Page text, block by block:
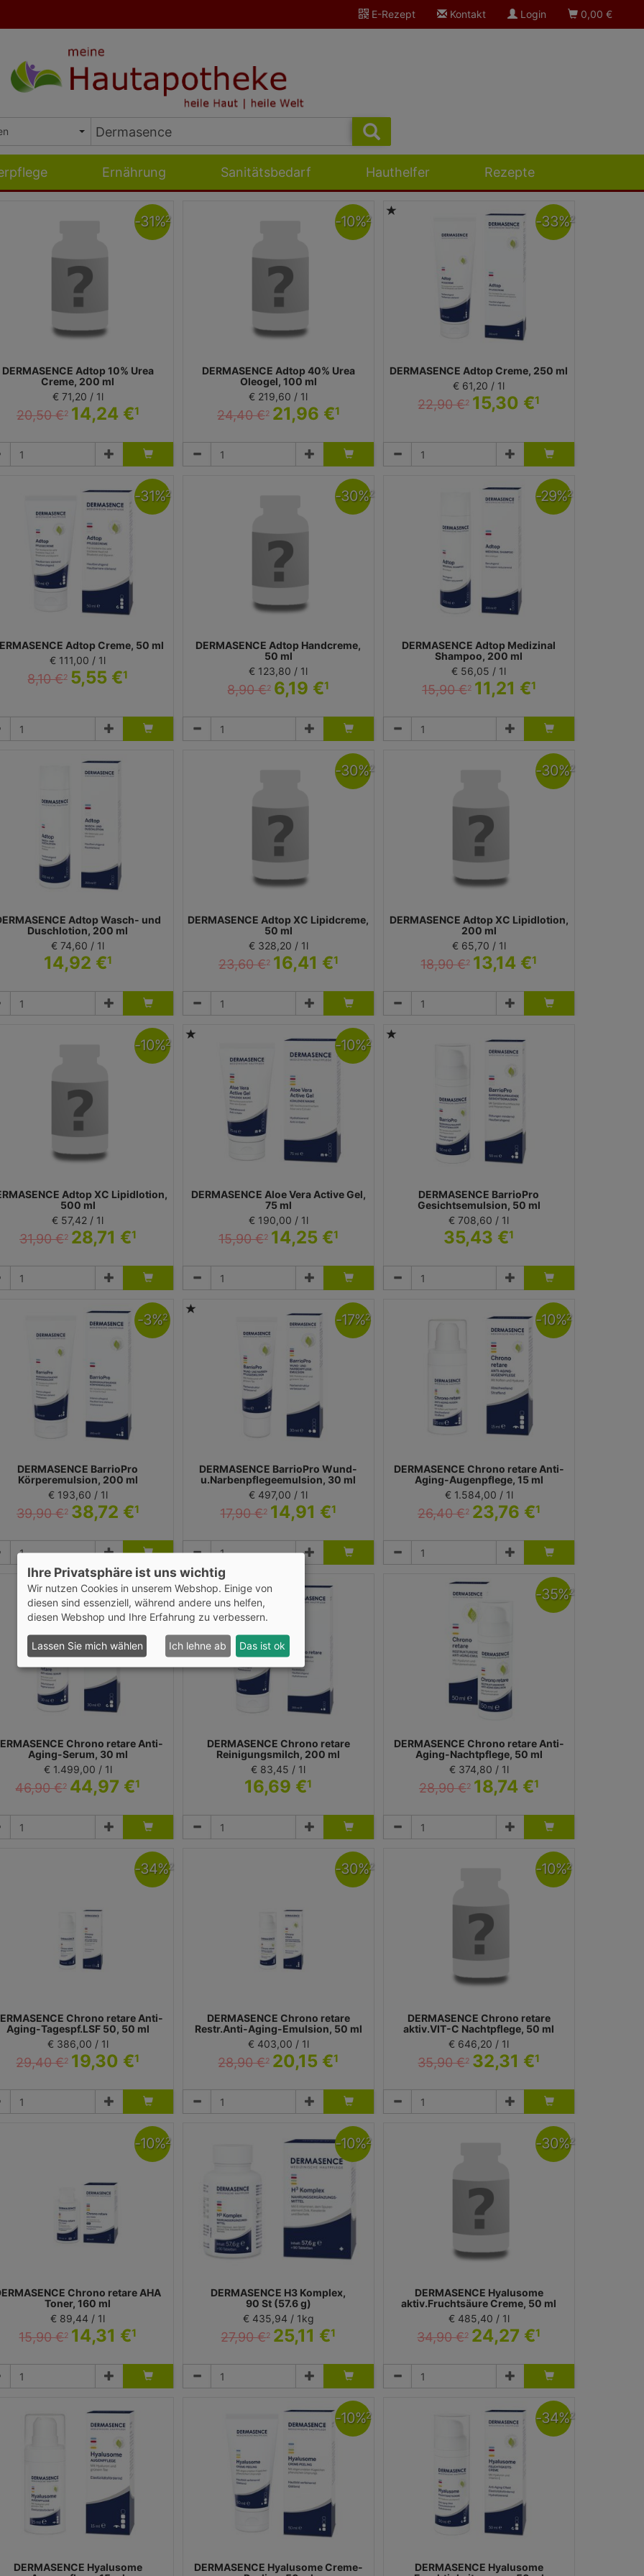
E-Rezept Kontakt Login 0,00 €
Ernährung Sanitätsbedarf Hauthelfer Rezepte
DERMASENCE Adtop 10% Urea
Creme, 200 ml
€ 71,20 / 1l
20,50 €2 14,24 €1
Creme
Kosmetik GmbH & Co. KG - Dermasence
-31%2
DERMASENCE Adtop 40% Urea
Oleogel, 100 ml
€ 219,60 / 1l
24,40 €2 21,96 €1
Gel
Medicos Kosmetik GmbH & Co. KG - Dermasence
-10%2
DERMASENCE Adtop Creme, 250 ml
€ 61,20 / 1l
22,90 €2 15,30 €1
Creme
Medicos Kosmetik GmbH & Co. KG - Dermasence
-33%2
Adtop Creme, 50 ml
€ 111,00 / 1l
8,10 €2 5,55 €1
Creme
Kosmetik GmbH & Co. KG - Dermasence
-31%2
DERMASENCE Adtop Handcreme,
50 ml
€ 123,80 / 1l
8,90 €2 6,19 €1
Creme
Medicos Kosmetik GmbH & Co. KG - Dermasence
-30%2
DERMASENCE Adtop Medizinal
Shampoo, 200 ml
€ 56,05 / 1l
15,90 €2 11,21 €1
Shampoo
Medicos Kosmetik GmbH & Co. KG - Dermasence
-29%2
Adtop Wasch- und
Duschlotion, 200 ml
€ 74,60 / 1l
14,92 €1
Duschgel
Kosmetik GmbH & Co. KG - Dermasence
DERMASENCE Adtop XC Lipidcreme,
50 ml
€ 328,20 / 1l
23,60 €2 16,41 €1
Creme
Medicos Kosmetik GmbH & Co. KG - Dermasence
-30%2
DERMASENCE Adtop XC Lipidlotion,
200 ml
€ 65,70 / 1l
18,90 €2 13,14 €1
Lotion
Medicos Kosmetik GmbH & Co. KG - Dermasence
-30%2
Adtop XC Lipidlotion,
500 ml
€ 57,42 / 1l
31,90 €2 28,71 €1
Lotion
Kosmetik GmbH & Co. KG - Dermasence
-10%2
DERMASENCE Aloe Vera Active Gel,
75 ml
€ 190,00 / 1l
15,90 €2 14,25 €1
Gel
Medicos Kosmetik GmbH & Co. KG - Dermasence
-10%2
DERMASENCE BarrioPro
Gesichtsemulsion, 50 ml
€ 708,60 / 1l
35,43 €1
Emulsion
Medicos Kosmetik GmbH & Co. KG - Dermasence
DERMASENCE BarrioPro
Körperemulsion, 200 ml
€ 193,60 / 1l
39,90 €2 38,72 €1
Emulsion
Kosmetik GmbH & Co. KG - Dermasence
-3%2
DERMASENCE BarrioPro Wund-
u.Narbenpflegeemulsion, 30 ml
€ 497,00 / 1l
17,90 €2 14,91 €1
Emulsion
Medicos Kosmetik GmbH & Co. KG - Dermasence
-17%2
DERMASENCE Chrono retare Anti-
Aging-Augenpflege, 15 ml
€ 1.584,00 / 1l
26,40 €2 23,76 €1
Augencreme
Medicos Kosmetik GmbH & Co. KG - Dermasence
-10%2
Chrono retare Anti-
Aging-Serum, 30 ml
€ 1.499,00 / 1l
46,90 €2 44,97 €1
Emulsion
Kosmetik GmbH & Co. KG - Dermasence
-4%2
DERMASENCE Chrono retare
Reinigungsmilch, 200 ml
€ 83,45 / 1l
16,69 €1
Körperpflege
Medicos Kosmetik GmbH & Co. KG - Dermasence
DERMASENCE Chrono retare Anti-
Aging-Nachtpflege, 50 ml
€ 374,80 / 1l
28,90 €2 18,74 €1
Nachtcreme
Medicos Kosmetik GmbH & Co. KG - Dermasence
-35%2
Chrono retare Anti-
Aging-Tagespf.LSF 50, 50 ml
€ 386,00 / 1l
29,40 €2 19,30 €1
Tagescreme
Kosmetik GmbH & Co. KG - Dermasence
-34%2
DERMASENCE Chrono retare
Restr.Anti-Aging-Emulsion, 50 ml
€ 403,00 / 1l
28,90 €2 20,15 €1
Emulsion
Medicos Kosmetik GmbH & Co. KG - Dermasence
-30%2
DERMASENCE Chrono retare
aktiv.VIT-C Nachtpflege, 50 ml
€ 646,20 / 1l
35,90 €2 32,31 €1
Nachtcreme
Medicos Kosmetik GmbH & Co. KG - Dermasence
-10%2
Chrono retare AHA
Toner, 160 ml
€ 89,44 / 1l
15,90 €2 14,31 €1
Tonikum
Kosmetik GmbH & Co. KG - Dermasence
-10%2
DERMASENCE H3 Komplex,
90 St (57.6 g)
€ 435,94 / 1kg
27,90 €2 25,11 €1
Tabletten
Medicos Kosmetik GmbH & Co. KG - Dermasence
-10%2
DERMASENCE Hyalusome
aktiv.Fruchtsäure Creme, 50 ml
€ 485,40 / 1l
34,90 €2 24,27 €1
Creme
Medicos Kosmetik GmbH & Co. KG - Dermasence
-30%2
DERMASENCE Hyalusome
DERMASENCE Hyalusome Creme-
-10%2
DERMASENCE Hyalusome
-34%2
Ihre Privatsphäre ist uns wichtig
Wir nutzen Cookies in unserem Webshop. Einige von
diesen sind essenziell, während andere uns helfen,
diesen Webshop und Ihre Erfahrung zu verbessern.
Lassen Sie mich wählen Ich lehne ab Das ist ok